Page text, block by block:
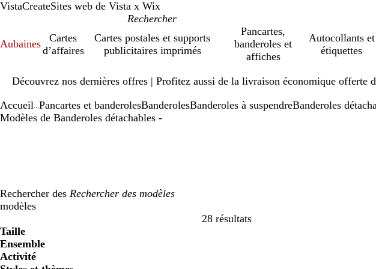
VistaCreateSites web de Vista x Wix
Aubaines
Cartes
d’affaires
Cartes postales et supports
publicitaires imprimés
Pancartes,
banderoles et
affiches
Autocollants et
étiquettes
Découvrez nos dernières offres | Profitez aussi de la livraison économique offerte
1
Accueil Pancartes et banderolesBanderolesBanderoles à suspendreBanderoles
Modèles de Banderoles détachables -
Rechercher des
modèles
28 résultats
Filtres
Taille
Ensemble
Activité